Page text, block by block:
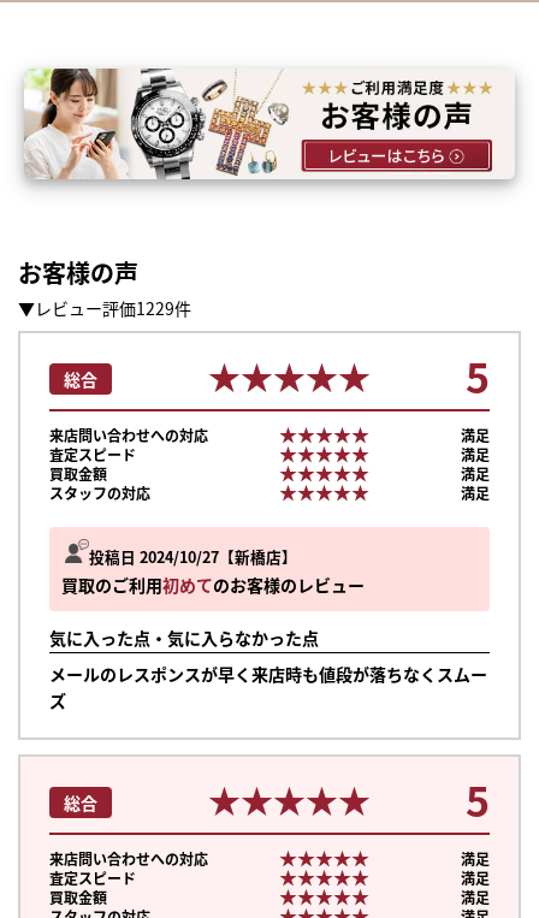
お客様の声
▼レビュー評価1229件
投稿日 2024/10/27 新橋店
買取のご利用初めてのお客様のレビュー
気に入った点・気に入らなかった点
メールのレスポンスが早く来店時も値段が落ちなくスムー
ズ
総合 ★★★★★
★★★★★ 5
来店問い合わせへの対応 ★★★★★
★★★★★
満足
査定スピード
★★★★★
★★★★★
満足
買取金額
★★★★★
★★★★★
満足
スタッフの対応
★★★★★
★★★★★ 満足
総合 ★★★★★
★★★★★ 5
来店問い合わせへの対応 ★★★★★
★★★★★
満足
査定スピード
★★★★★
★★★★★
満足
買取金額
★★★★★
★★★★★
満足
まずは
かんたん30秒でお試し査定